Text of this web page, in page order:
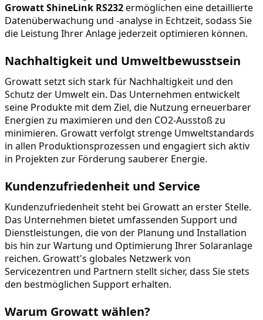
Growatt ShineLink RS232 ermöglichen eine detaillierte
Datenüberwachung und -analyse in Echtzeit, sodass Sie
die Leistung Ihrer Anlage jederzeit optimieren können.
Nachhaltigkeit und Umweltbewusstsein
Growatt setzt sich stark für Nachhaltigkeit und den
Schutz der Umwelt ein. Das Unternehmen entwickelt
seine Produkte mit dem Ziel, die Nutzung erneuerbarer
Energien zu maximieren und den CO2-Ausstoß zu
minimieren. Growatt verfolgt strenge Umweltstandards
in allen Produktionsprozessen und engagiert sich aktiv
in Projekten zur Förderung sauberer Energie.
Kundenzufriedenheit und Service
Kundenzufriedenheit steht bei Growatt an erster Stelle.
Das Unternehmen bietet umfassenden Support und
Dienstleistungen, die von der Planung und Installation
bis hin zur Wartung und Optimierung Ihrer Solaranlage
reichen. Growatt's globales Netzwerk von
Servicezentren und Partnern stellt sicher, dass Sie stets
den bestmöglichen Support erhalten.
Warum Growatt wählen?